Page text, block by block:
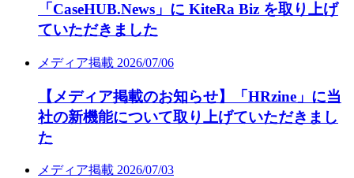
「CaseHUB.News」に KiteRa Biz を取り上げ
ていただきました
メディア掲載 2026/07/06
【メディア掲載のお知らせ】「HRzine」に当
社の新機能について取り上げていただきまし
た
メディア掲載 2026/07/03